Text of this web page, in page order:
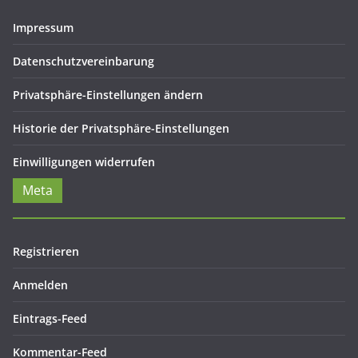
Impressum
Datenschutzvereinbarung
Privatsphäre-Einstellungen ändern
Historie der Privatsphäre-Einstellungen
Einwilligungen widerrufen
Meta
Registrieren
Anmelden
Eintrags-Feed
Kommentar-Feed